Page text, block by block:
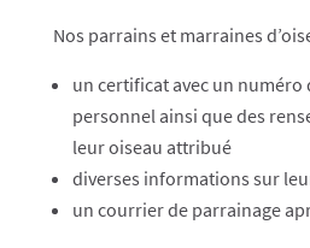
Nos parrains et marraines
un certificat avec un numéro
personnel ainsi que des
leur oiseau attribué
diverses informations sur
un courrier de parrainage